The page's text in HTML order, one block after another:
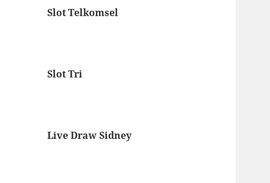
Slot Telkomsel
Slot Tri
Live Draw Sidney